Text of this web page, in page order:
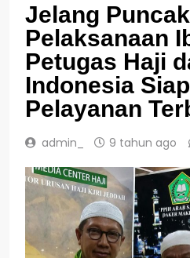
Jelang Puncak
Pelaksanaan
Petugas Haji
Indonesia
Pelayanan
admin_ 9 tahun ago